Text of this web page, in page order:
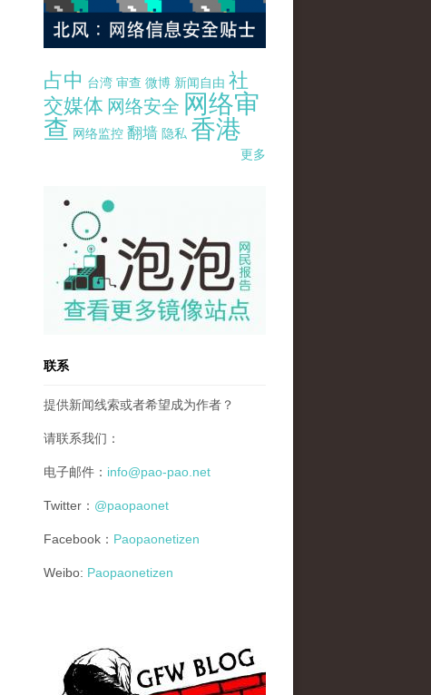
占中 台湾 审查 微博 新闻自由 社
交媒体 网络安全 网络审
查 网络监控 翻墙 隐私 香港
更多
pao-pao-banner-mirror-site-120814.jpg
联系
提供新闻线索或者希望成为作者？
请联系我们：
电子邮件： info@pao-pao.net
Twitter： @paopaonet
Facebook： Paopaonetizen
Weibo: Paopaonetizen
gfw_blog_small.jpg